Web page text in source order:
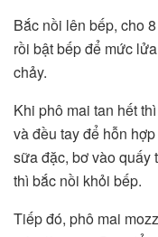
Bắc nồi lên bếp, cho
rồi bật bếp để mức
chảy.
Khi phô mai tan hết
và đều tay để hỗn
sữa đặc, bơ vào quấy
thì bắc nồi khỏi bếp.
Tiếp đó, phô mai